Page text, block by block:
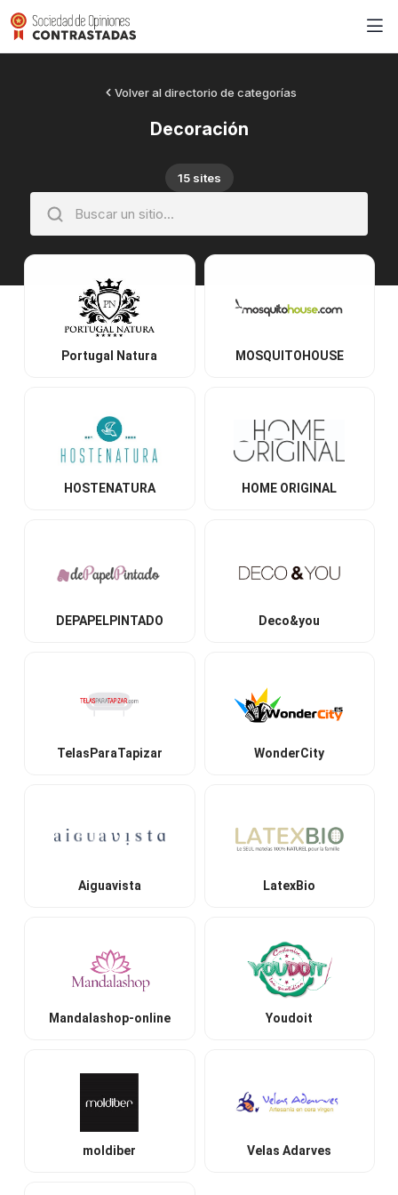
Volver al directorio de categorías
Decoración
15 sites
Portugal Natura MOSQUITOHOUSE
HOSTENATURA HOME ORIGINAL
DEPAPELPINTADO Deco&you
TelasParaTapizar WonderCity
Aiguavista LatexBio
Mandalashop-online Youdoit
moldiber Velas Adarves